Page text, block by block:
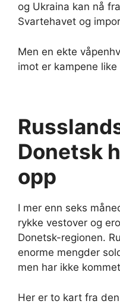
og Ukraina kan nå
Svartehavet og
Men en ekte
imot er kampene
Donetsk
opp
I mer enn seks
rykke vestover og
Donetsk-regionen.
enorme mengder
men har ikke
Her er to kart fra